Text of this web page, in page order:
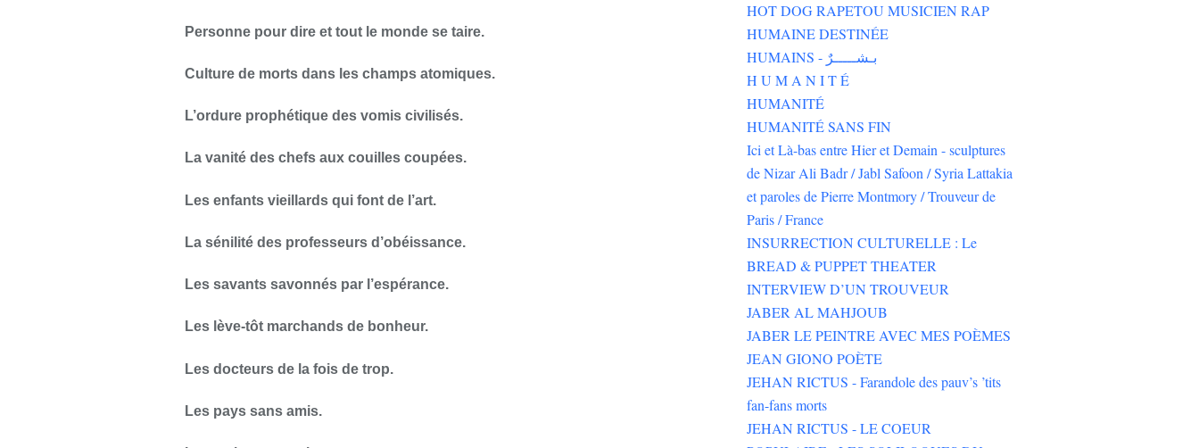
Personne pour dire et tout le monde se taire.
Culture de morts dans les champs atomiques.
L’ordure prophétique des vomis civilisés.
La vanité des chefs aux couilles coupées.
Les enfants vieillards qui font de l’art.
La sénilité des professeurs d’obéissance.
Les savants savonnés par l’espérance.
Les lève-tôt marchands de bonheur.
Les docteurs de la fois de trop.
Les pays sans amis.
HOT DOG RAPETOU MUSICIEN RAP
HUMAINE DESTINÉE
HUMAINS - بـشـــــرٌ
H U M A N I T É
HUMANITÉ
HUMANITÉ SANS FIN
Ici et Là-bas entre Hier et Demain - sculptures
de Nizar Ali Badr / Jabl Safoon / Syria Lattakia
et paroles de Pierre Montmory / Trouveur de
Paris / France
INSURRECTION CULTURELLE : Le
BREAD & PUPPET THEATER
INTERVIEW D’UN TROUVEUR
JABER AL MAHJOUB
JABER LE PEINTRE AVEC MES POÈMES
JEAN GIONO POÈTE
JEHAN RICTUS - Farandole des pauv’s ’tits
fan-fans morts
JEHAN RICTUS - LE COEUR